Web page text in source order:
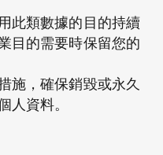
此類數據的目的持續
目的需要時保留您的
施，確保銷毀或永久
人資料。